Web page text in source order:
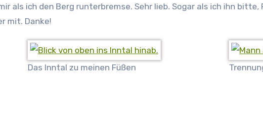
als ich den Berg runterbremse. Sehr lieb. Sogar als ich ihn bitte,
mit. Danke!
Das Inntal zu meinen Füßen